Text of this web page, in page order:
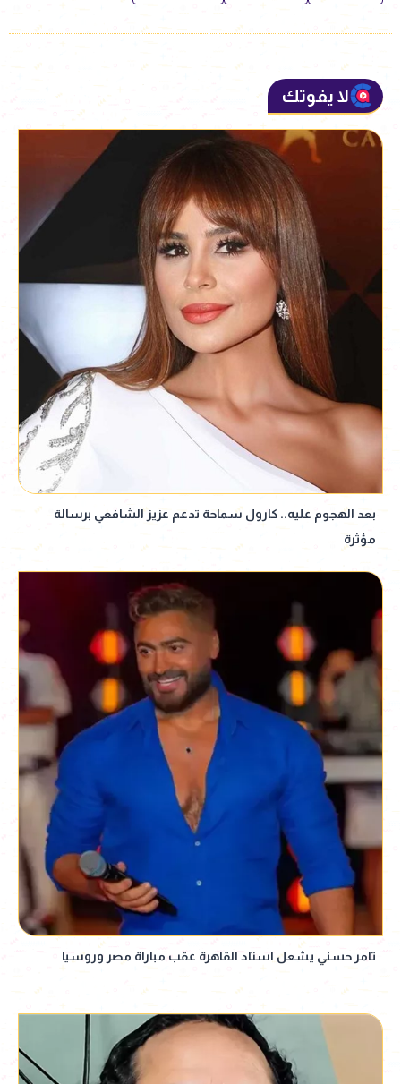
لا يفوتك
بعد الهجوم عليه.. كارول سماحة تدعم عزيز الشافعي برسالة
مؤثرة
تامر حسني يشعل استاد القاهرة عقب مباراة مصر وروسيا